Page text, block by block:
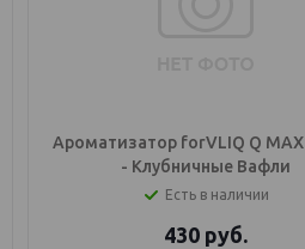
Ароматизатор forVLIQ Q
- Клубничные Вафли
Есть в наличии
430руб.